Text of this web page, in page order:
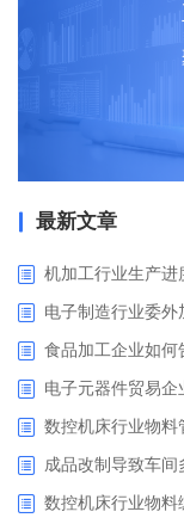
最新文章
成品改制导致车间